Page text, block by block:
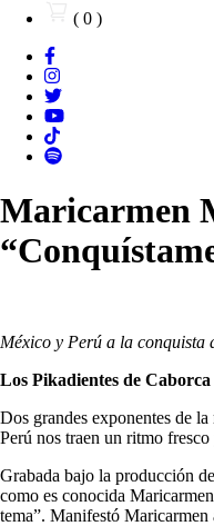
( 0 )
Maricarmen
México y Perú a la conquista
Los Pikadientes de
Dos grandes exponentes de
Perú nos traen un ritmo
Grabada bajo la producción
como es conocida
tema”. Manifestó